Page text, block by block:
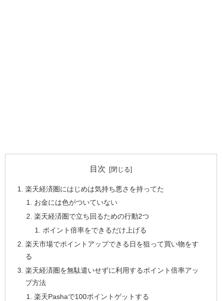
目次
楽天経済圏にはじめは気持ち悪さを持ってた
お金には色がついていない
楽天経済圏で立ち回るための行動2つ
ポイント倍率をできるだけ上げる
楽天市場でポイントアップできる日を狙って買い物をす
る
楽天経済圏を無駄遣いせずに利用するポイント倍率アッ
プ方法
楽天Pashaで100ポイントゲットする